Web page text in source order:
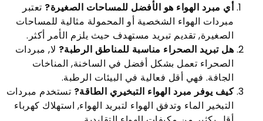
أي مبرد الهواء هو الأفضل للمساحات الصغيرة? تعتبر
مبردات الهواء الشخصية أو المحمولة مثالية للمساحات
الصغيرة, تقديم تبريد مستهدف حيث يلزم الأمر أكثر.
هل تبريد الصحراء مناسبة للمناطق الرطبة? لا, مبردات
الصحراء تعمل بشكل أفضل في الساخنة, المناخات
الجافة. فهي أقل فعالية في البيئات الرطبة.
كيف يوفر مبرد الهواء التبخيري الطاقة? تستخدم مبردات
التبخير الماء وتدفق الهواء لتبريد الهواء, استهلاك كهرباء